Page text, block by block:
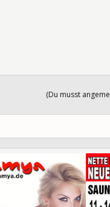
(Du musst